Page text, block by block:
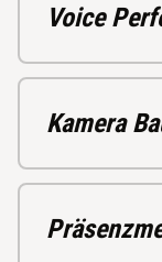
Voice
Kamera